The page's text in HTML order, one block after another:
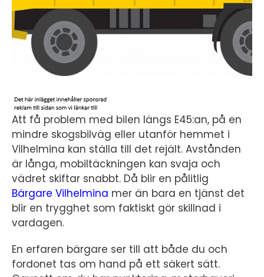
Att få problem med bilen längs E45:an, på en
mindre skogsbilväg eller utanför hemmet i
Vilhelmina kan ställa till det rejält. Avstånden
är långa, mobiltäckningen kan svaja och
vädret skiftar snabbt. Då blir en pålitlig
Bärgare Vilhelmina mer än bara en tjänst det
blir en trygghet som faktiskt gör skillnad i
vardagen.
En erfaren bärgare ser till att både du och
fordonet tas om hand på ett säkert sätt.